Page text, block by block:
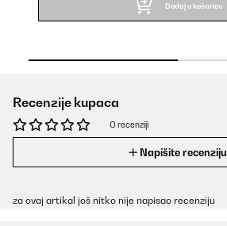
Dodaj u košaricu
Recenzije kupaca
O recenziji
Napišite recenziju
za ovaj artikal još nitko nije napisao recenziju